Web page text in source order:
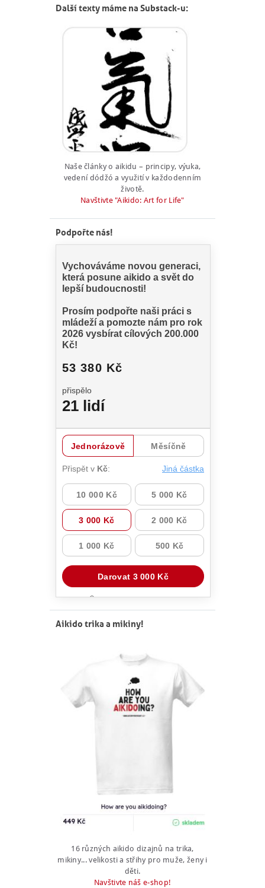
Další texty máme na Substack-u:
Naše články o aikidu – principy, výuka,
vedení dódžó a využití v každodenním
životě.
Navštivte "Aikido: Art for Life"
Podpořte nás!
Aikido trika a mikiny!
16 různých aikido dizajnů na trika,
mikiny... velikosti a střihy pro muže, ženy i
děti.
Navštivte náš e-shop!